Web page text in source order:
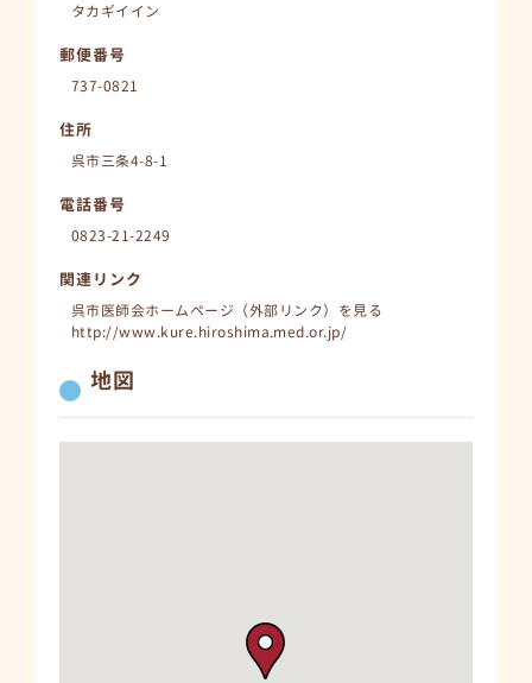
タカギイイン
郵便番号
737-0821
住所
呉市三条4-8-1
電話番号
0823-21-2249
関連リンク
呉市医師会ホームページ（外部リンク）を見る
http://www.kure.hiroshima.med.or.jp/
地図